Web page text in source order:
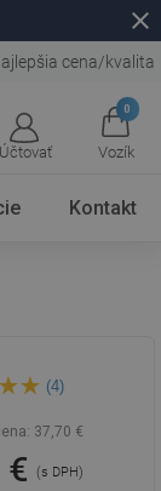
close
cena/kvalita
Účtovať
0
Vozík
Kontakt
sprchová hlavica
biela - 79130-20
(4)
37,70 €
€ (s DPH)